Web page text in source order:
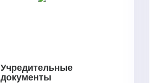
Учредительные
документы